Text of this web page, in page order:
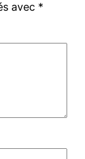
avec *